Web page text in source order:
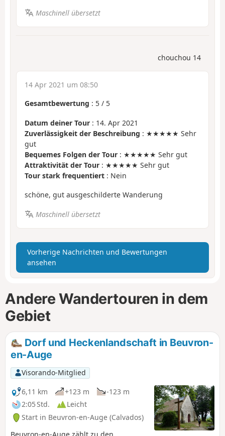
Maschinell übersetzt
chouchou 14
14 Apr 2021 um 08:50
Gesamtbewertung : 5 / 5
Datum deiner Tour : 14. Apr 2021
Zuverlässigkeit der Beschreibung : ★★★★★ Sehr
gut
Bequemes Folgen der Tour : ★★★★★ Sehr gut
Attraktivität der Tour : ★★★★★ Sehr gut
Tour stark frequentiert : Nein
schöne, gut ausgeschilderte Wanderung
Maschinell übersetzt
Vorherige Nachrichten und Bewertungen
ansehen
Andere Wandertouren in dem
Gebiet
Dorf und Heckenlandschaft in Beuvron-
en-Auge
Visorando-Mitglied
6,11 km
+123 m
-123 m
2:05 Std.
Leicht
Start in Beuvron-en-Auge (Calvados)